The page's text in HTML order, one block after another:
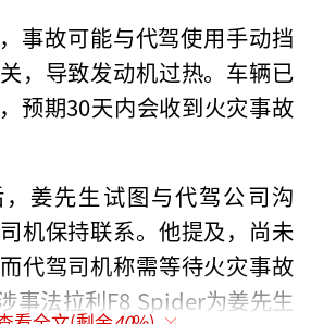
事故可能与代驾使用手动挡
，导致发动机过热。车辆已
预期30天内会收到火灾事故
姜先生试图与代驾公司沟
机保持联系。他提及，尚未
代驾司机称需等待火灾事故
事法拉利F8 Spider为姜先生